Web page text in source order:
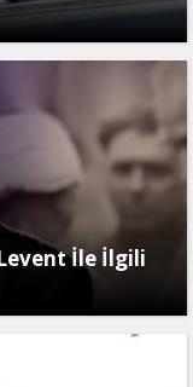
İle İlgili